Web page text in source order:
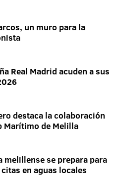
un muro para la
Real Madrid acuden a sus
destaca la colaboración
Marítimo de Melilla
melillense se prepara para
en aguas locales